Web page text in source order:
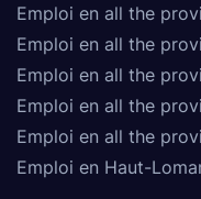
Emploi en all the
Emploi en all the
Emploi en all the
Emploi en all the
Emploi en all the
Emploi en Haut-